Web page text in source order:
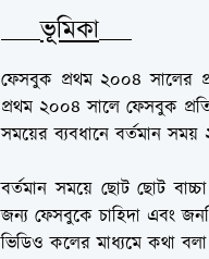
ভূমিকা
ফেসবুক প্রথম ২০০৪ সালের
প্রথম ২০০৪ সালে ফেসবুক
সময়ের ব্যবধানে বর্তমান সময়
বর্তমান সময়ে ছোট ছোট
জন্য ফেসবুকে চাহিদা এবং
ভিডিও কলের মাধ্যমে কথা